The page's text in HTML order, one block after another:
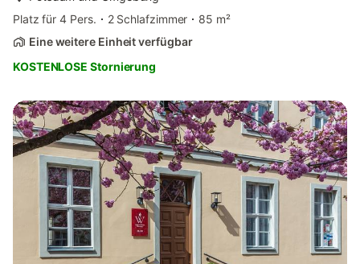
Platz für 4 Pers.
2 Schlafzimmer
85 m²
Eine weitere Einheit verfügbar
KOSTENLOSE Stornierung